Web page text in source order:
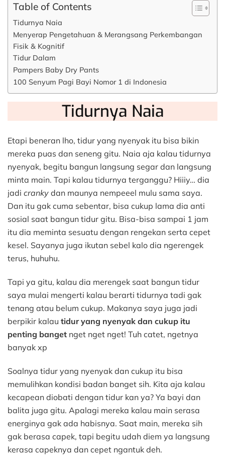
Table of Contents
Tidurnya Naia
Menyerap Pengetahuan & Merangsang Perkembangan
Fisik & Kognitif
Tidur Dalam
Pampers Baby Dry Pants
100 Senyum Pagi Bayi Nomor 1 di Indonesia
Tidurnya Naia
Etapi beneran lho, tidur yang nyenyak itu bisa bikin
mereka puas dan seneng gitu. Naia aja kalau tidurnya
nyenyak, begitu bangun langsung segar dan langsung
minta main. Tapi kalau tidurnya terganggu? Hiiiy… dia
jadi cranky dan maunya nempeeel mulu sama saya.
Dan itu gak cuma sebentar, bisa cukup lama dia anti
sosial saat bangun tidur gitu. Bisa-bisa sampai 1 jam
itu dia meminta sesuatu dengan rengekan serta cepet
kesel. Sayanya juga ikutan sebel kalo dia ngerengek
terus, huhuhu.
Tapi ya gitu, kalau dia merengek saat bangun tidur
saya mulai mengerti kalau berarti tidurnya tadi gak
tenang atau belum cukup. Makanya saya juga jadi
berpikir kalau tidur yang nyenyak dan cukup itu
penting banget nget nget nget! Tuh catet, ngetnya
banyak xp
Soalnya tidur yang nyenyak dan cukup itu bisa
memulihkan kondisi badan banget sih. Kita aja kalau
kecapean diobati dengan tidur kan ya? Ya bayi dan
balita juga gitu. Apalagi mereka kalau main serasa
energinya gak ada habisnya. Saat main, mereka sih
gak berasa capek, tapi begitu udah diem ya langsung
kerasa capeknya dan cepet ngantuk deh.